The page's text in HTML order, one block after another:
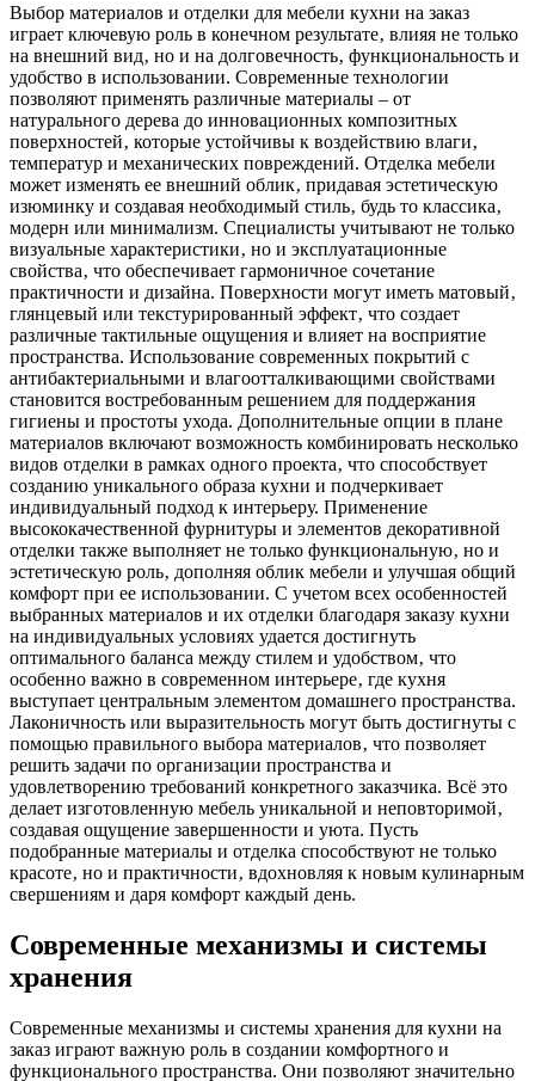
Выбор материалов и отделки для мебели кухни на заказ
играет ключевую роль в конечном результате‚ влияя не только
на внешний вид‚ но и на долговечность‚ функциональность и
удобство в использовании. Современные технологии
позволяют применять различные материалы – от
натурального дерева до инновационных композитных
поверхностей‚ которые устойчивы к воздействию влаги‚
температур и механических повреждений. Отделка мебели
может изменять ее внешний облик‚ придавая эстетическую
изюминку и создавая необходимый стиль‚ будь то классика‚
модерн или минимализм. Специалисты учитывают не только
визуальные характеристики‚ но и эксплуатационные
свойства‚ что обеспечивает гармоничное сочетание
практичности и дизайна. Поверхности могут иметь матовый‚
глянцевый или текстурированный эффект‚ что создает
различные тактильные ощущения и влияет на восприятие
пространства. Использование современных покрытий с
антибактериальными и влагоотталкивающими свойствами
становится востребованным решением для поддержания
гигиены и простоты ухода. Дополнительные опции в плане
материалов включают возможность комбинировать несколько
видов отделки в рамках одного проекта‚ что способствует
созданию уникального образа кухни и подчеркивает
индивидуальный подход к интерьеру. Применение
высококачественной фурнитуры и элементов декоративной
отделки также выполняет не только функциональную‚ но и
эстетическую роль‚ дополняя облик мебели и улучшая общий
комфорт при ее использовании. С учетом всех особенностей
выбранных материалов и их отделки благодаря заказу кухни
на индивидуальных условиях удается достигнуть
оптимального баланса между стилем и удобством‚ что
особенно важно в современном интерьере‚ где кухня
выступает центральным элементом домашнего пространства.
Лаконичность или выразительность могут быть достигнуты с
помощью правильного выбора материалов‚ что позволяет
решить задачи по организации пространства и
удовлетворению требований конкретного заказчика. Всё это
делает изготовленную мебель уникальной и неповторимой‚
создавая ощущение завершенности и уюта. Пусть
подобранные материалы и отделка способствуют не только
красоте‚ но и практичности‚ вдохновляя к новым кулинарным
свершениям и даря комфорт каждый день.
Современные механизмы и системы
хранения
Современные механизмы и системы хранения для кухни на
заказ играют важную роль в создании комфортного и
функционального пространства. Они позволяют значительно